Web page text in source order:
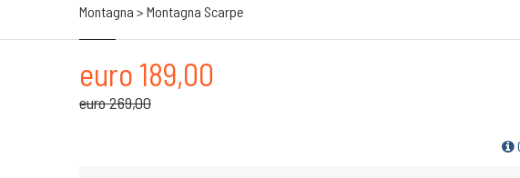
Montagna > Montagna Scarpe
euro 189,00
euro 269,00